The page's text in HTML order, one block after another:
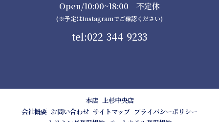
Open/10:00~18:00 不定休
(※予定はInstagramでご確認ください)
tel:022-344-9233
本店 上杉中央店
会社概要 お問い合わせ サイトマップ プライバシーポリシー